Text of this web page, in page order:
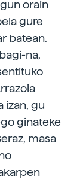
orain
gure
batean.
na,
izan, gu
ginateke
masa